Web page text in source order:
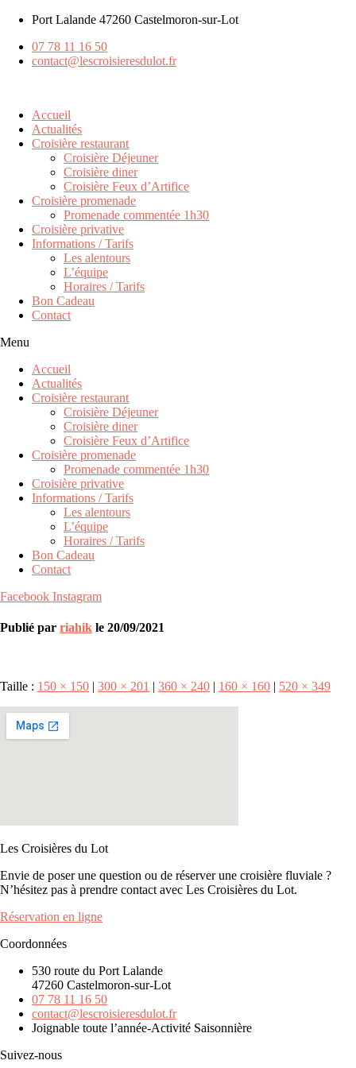
Port Lalande 47260 Castelmoron-sur-Lot
07 78 11 16 50
contact@lescroisieresdulot.fr
Accueil
Actualités
Croisière restaurant
Croisière Déjeuner
Croisière diner
Croisière Feux d’Artifice
Croisière promenade
Promenade commentée 1h30
Croisière privative
Informations / Tarifs
Les alentours
L’équipe
Horaires / Tarifs
Bon Cadeau
Contact
Menu
Accueil
Actualités
Croisière restaurant
Croisière Déjeuner
Croisière diner
Croisière Feux d’Artifice
Croisière promenade
Promenade commentée 1h30
Croisière privative
Informations / Tarifs
Les alentours
L’équipe
Horaires / Tarifs
Bon Cadeau
Contact
Facebook Instagram
Publié par riahik le 20/09/2021
Taille : 150 × 150 | 300 × 201 | 360 × 240 | 160 × 160 | 520 × 349
Les Croisières du Lot
Envie de poser une question ou de réserver une croisière fluviale ?
N’hésitez pas à prendre contact avec Les Croisières du Lot.
Réservation en ligne
Coordonnées
530 route du Port Lalande
47260 Castelmoron-sur-Lot
07 78 11 16 50
contact@lescroisieresdulot.fr
Joignable toute l’année-Activité Saisonnière
Suivez-nous